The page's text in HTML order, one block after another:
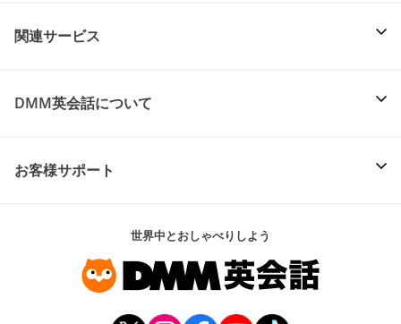
関連サービス
DMM英会話について
お客様サポート
世界中とおしゃべりしよう